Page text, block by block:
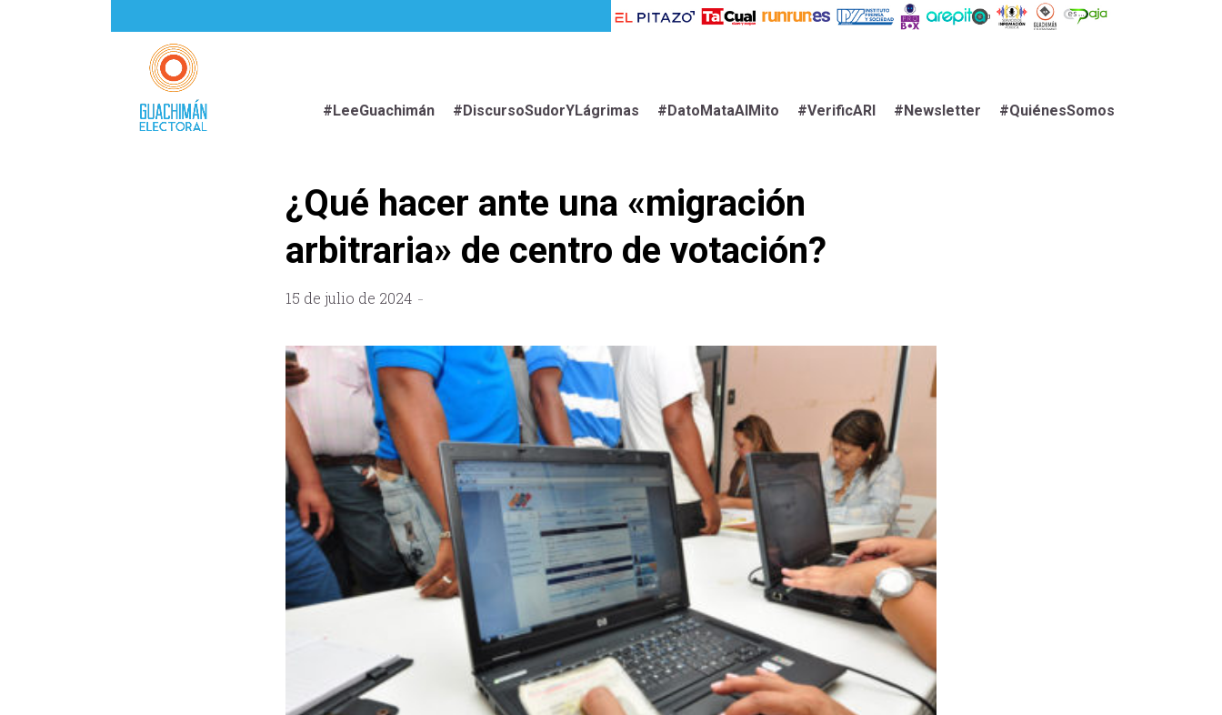
#LeeGuachimán #DiscursoSudorYLágrimas #DatoMataAlMito #VerificARI #Newsletter #QuiénesSomos
¿Qué hacer ante una «migración
arbitraria» de centro de votación?
15 de julio de 2024